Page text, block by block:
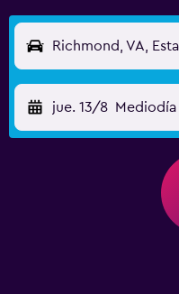
Richmond, VA,
jue. 13/8 Mediodía